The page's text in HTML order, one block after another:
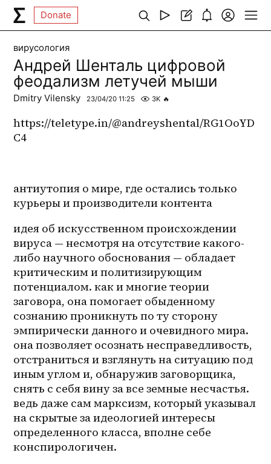
Donate
вирусология
Андрей Шенталь цифровой
феодализм летучей мыши
Dmitry Vilensky 23/04/20 11:25 3K 🔥
https://teletype.in/@andreyshental/RG1OoYD
C4
антиутопия о мире, где остались только
курьеры и производители контента
идея об искусственном происхождении
вируса — несмотря на отсутствие какого-
либо научного обоснования — обладает
критическим и политизирующим
потенциалом. как и многие теории
заговора, она помогает обыденному
сознанию проникнуть по ту сторону
эмпирически данного и очевидного мира.
она позволяет осознать несправедливость,
отстраниться и взглянуть на ситуацию под
иным углом и, обнаружив заговорщика,
снять с себя вину за все земные несчастья.
ведь даже сам марксизм, который указывал
на скрытые за идеологией интересы
определенного класса, вполне себе
конспирологичен.